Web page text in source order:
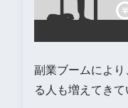
副業ブームによ
る人も増えてきて